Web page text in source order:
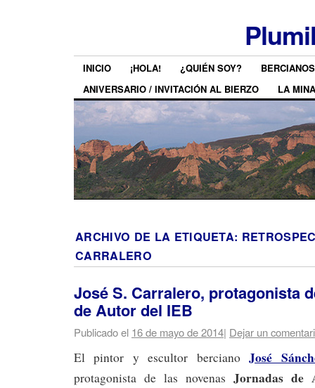
INICIO ¡HOLA! ¿QUIÉN SOY?
ANIVERSARIO / INVITACIÓN AL BIERZO
LA MINA
ARCHIVO DE LA ETIQUETA:
CARRALERO
José S. Carralero, protagonista
de Autor del IEB
Publicado el 16 de mayo de 2014| Dejar un
El pintor y escultor bercianoJosé
protagonista de las novenas Jornadas de